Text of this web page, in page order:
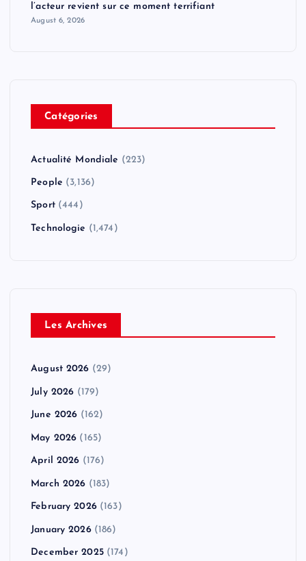
l’acteur revient sur ce moment terrifiant
August 6, 2026
Catégories
Actualité Mondiale (223)
People (3,136)
Sport(444)
Technologie (1,474)
Les Archives
August 2026 (29)
July 2026 (179)
June 2026 (162)
May 2026 (165)
April 2026 (176)
March 2026 (183)
February 2026(163)
January 2026(186)
December 2025(174)